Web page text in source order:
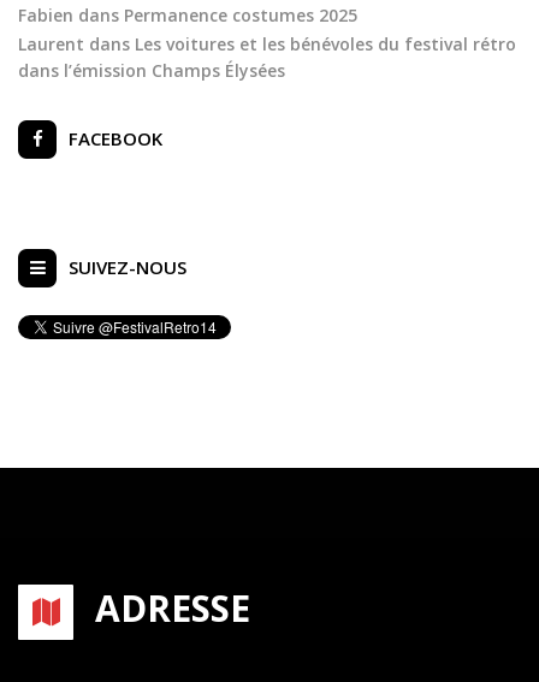
Fabien dans Permanence costumes 2025
Laurent dans Les voitures et les bénévoles du festival rétro
dans l’émission Champs Élysées
FACEBOOK
SUIVEZ-NOUS
ADRESSE